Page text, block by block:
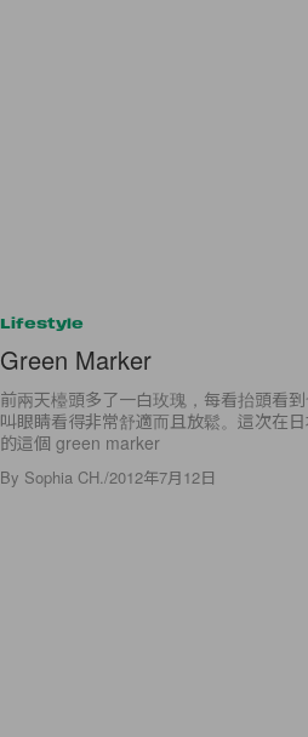
Lifestyle
Green Marker
前兩天檯頭多了一白玫瑰，每看抬頭看
叫眼睛看得非常舒適而且放鬆。這次在
的這個 green marker
By Sophia CH./2012年7月12日